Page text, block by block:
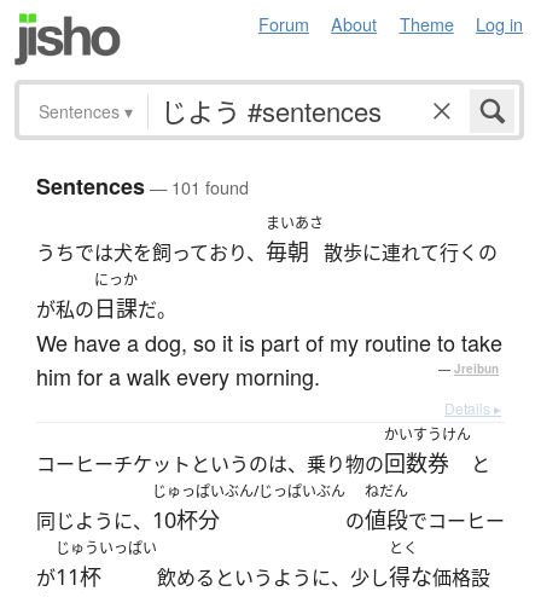
Forum About Theme Log in
Sentences ▾
Sentences— 101 found
うちでは犬を飼っており、
まいあさ
毎朝 散歩に連れて行くの
が私の
にっか
日課だ。
We have a dog, so it is part of my routine to take
him for a walk every morning.
— Jreibun
Details ▸
コーヒーチケットというのは、乗り物の
かいすうけん
回数券 と
同じように、
じゅっぱいぶん/じっぱいぶん
10杯分 の
ねだん
値段でコーヒー
が
じゅういっぱい
11杯 飲めるというように、少し
とく
得な価格設